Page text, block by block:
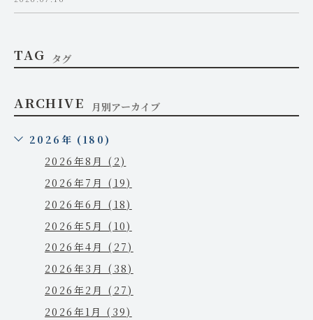
TAG タグ
ARCHIVE 月別アーカイブ
2026年 (180)
2026年8月 (2)
2026年7月 (19)
2026年6月 (18)
2026年5月 (10)
2026年4月 (27)
2026年3月 (38)
2026年2月 (27)
2026年1月 (39)